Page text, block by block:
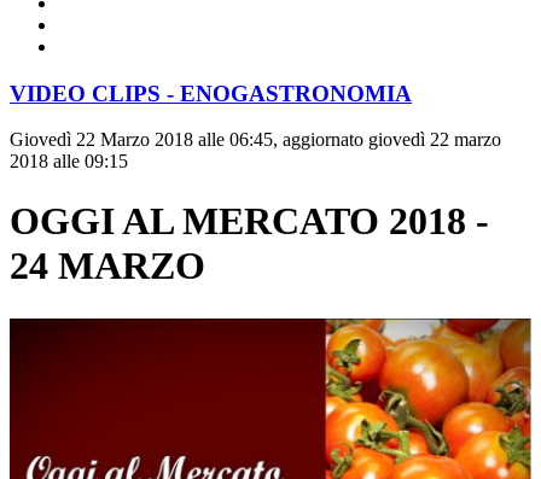
VIDEO CLIPS - ENOGASTRONOMIA
Giovedì 22 Marzo 2018 alle 06:45, aggiornato giovedì 22 marzo
2018 alle 09:15
OGGI AL MERCATO 2018 -
24 MARZO